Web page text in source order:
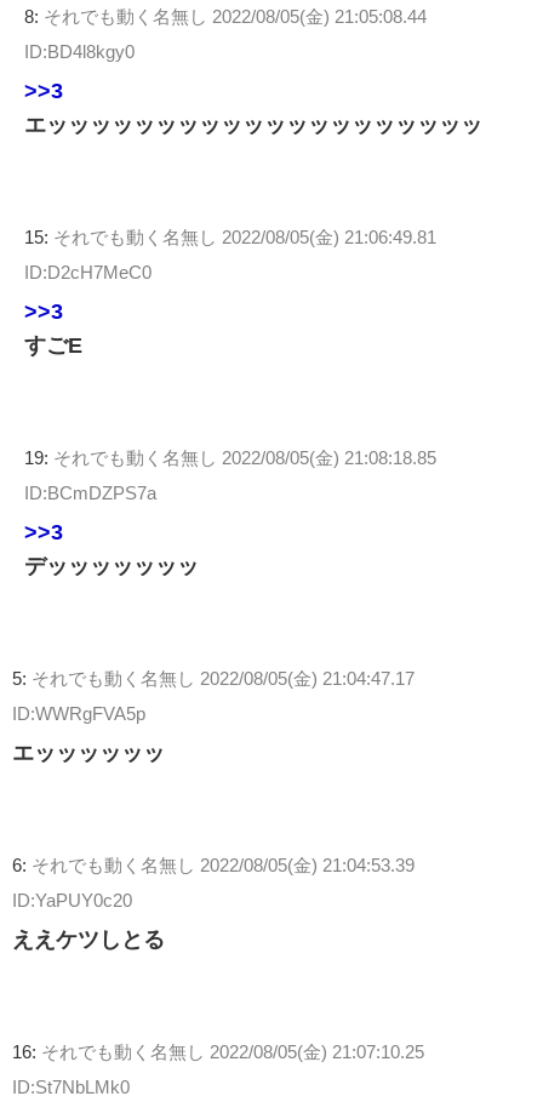
8: それでも動く名無し 2022/08/05(金) 21:05:08.44
ID:BD4l8kgy0
>>3
エッッッッッッッッッッッッッッッッッッッッ
15: それでも動く名無し 2022/08/05(金) 21:06:49.81
ID:D2cH7MeC0
>>3
すごE
19: それでも動く名無し 2022/08/05(金) 21:08:18.85
ID:BCmDZPS7a
>>3
デッッッッッッッ
5: それでも動く名無し 2022/08/05(金) 21:04:47.17
ID:WWRgFVA5p
エッッッッッッ
6: それでも動く名無し 2022/08/05(金) 21:04:53.39
ID:YaPUY0c20
ええケツしとる
16: それでも動く名無し 2022/08/05(金) 21:07:10.25
ID:St7NbLMk0